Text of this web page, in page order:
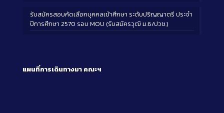
รับสมัครสอบคัดเลือกบุคคลเข้าศึกษา ระดับปริญญาตรี ประจำ
ปีการศึกษา 2570 รอบ MOU (รับสมัครวุฒิ ม.6/ปวช.)
แผนที่การเดินทางมา คณะฯ